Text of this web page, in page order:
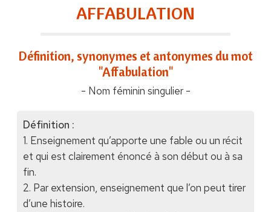
AFFABULATION
Définition, synonymes et antonymes du mot
"Affabulation"
- Nom féminin singulier -
Définition :
1. Enseignement qu’apporte une fable ou un récit
et qui est clairement énoncé à son début ou à sa
fin.
2. Par extension, enseignement que l’on peut tirer
d’une histoire.